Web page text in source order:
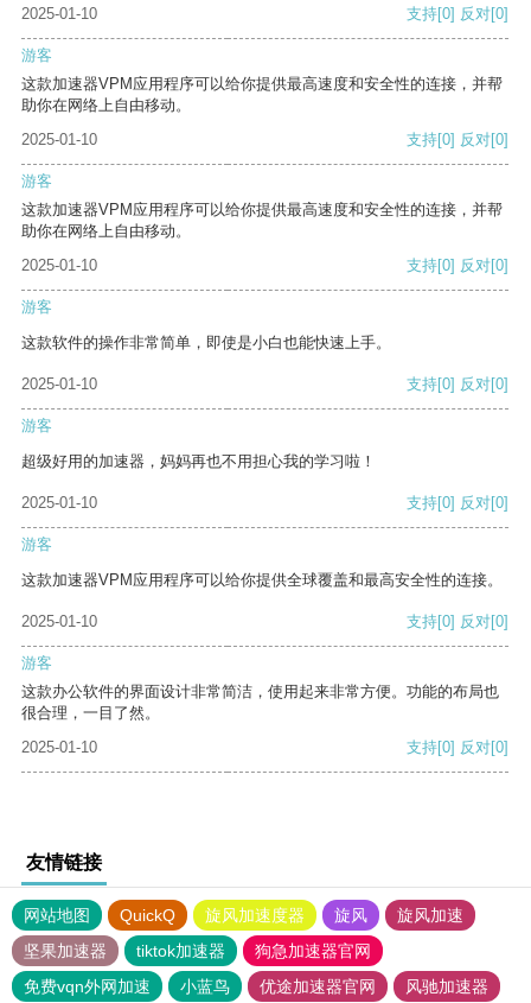
2025-01-10 支持[0] 反对[0]
游客
这款加速器VPM应用程序可以给你提供最高速度和安全性的连接，并帮
助你在网络上自由移动。
2025-01-10
支持[0] 反对[0]
游客
这款加速器VPM应用程序可以给你提供最高速度和安全性的连接，并帮
助你在网络上自由移动。
2025-01-10
支持[0] 反对[0]
游客
这款软件的操作非常简单，即使是小白也能快速上手。
2025-01-10 支持[0] 反对[0]
游客
超级好用的加速器，妈妈再也不用担心我的学习啦！
2025-01-10 支持[0] 反对[0]
游客
这款加速器VPM应用程序可以给你提供全球覆盖和最高安全性的连接。
2025-01-10 支持[0] 反对[0]
游客
这款办公软件的界面设计非常简洁，使用起来非常方便。功能的布局也
很合理，一目了然。
2025-01-10
支持[0] 反对[0]
友情链接
网站地图 QuickQ 旋风加速度器 旋风
旋风加速
坚果加速器
tiktok加速器
狗急加速器官网
免费vqn外网加速
小蓝鸟 优途加速器官网 风驰加速器